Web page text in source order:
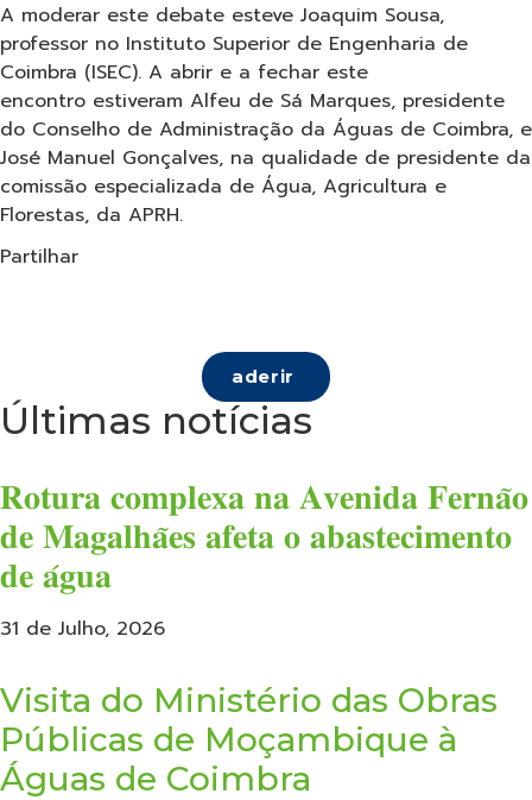
A moderar este debate esteve Joaquim Sousa,
professor no Instituto Superior de Engenharia de
Coimbra (ISEC). A abrir e a fechar este
encontro estiveram Alfeu de Sá Marques, presidente
do Conselho de Administração da Águas de Coimbra, e
José Manuel Gonçalves, na qualidade de presidente da
comissão especializada de Água, Agricultura e
Florestas, da APRH.
Partilhar
aderir
Últimas notícias
𝐑𝐨𝐭𝐮𝐫𝐚 𝐜𝐨𝐦𝐩𝐥𝐞𝐱𝐚 𝐧𝐚 𝐀𝐯𝐞𝐧𝐢𝐝𝐚 𝐅𝐞𝐫𝐧𝐚̃𝐨
𝐝𝐞 𝐌𝐚𝐠𝐚𝐥𝐡𝐚̃𝐞𝐬 𝐚𝐟𝐞𝐭𝐚 𝐨 𝐚𝐛𝐚𝐬𝐭𝐞𝐜𝐢𝐦𝐞𝐧𝐭𝐨
𝐝𝐞 𝐚́𝐠𝐮𝐚
31 de Julho, 2026
Visita do Ministério das Obras
Públicas de Moçambique à
Águas de Coimbra